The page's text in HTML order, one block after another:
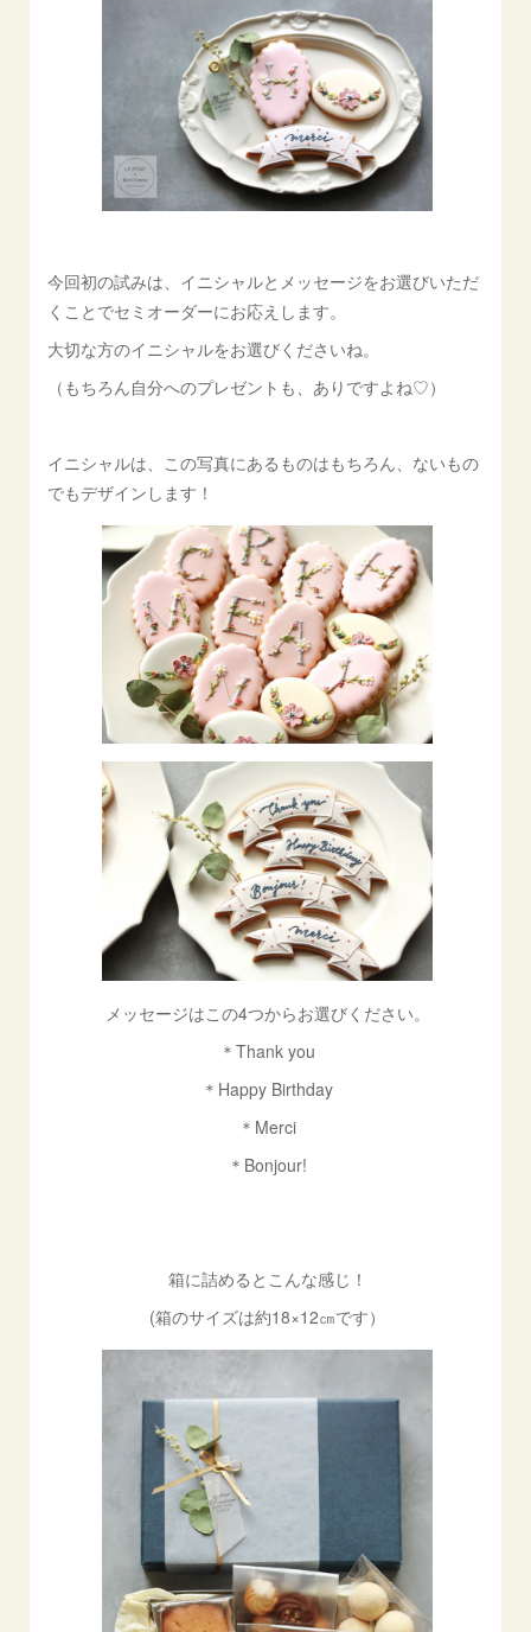
今回初の試みは、イニシャルとメッセージをお選びいただ
くことでセミオーダーにお応えします。
大切な方のイニシャルをお選びくださいね。
（もちろん自分へのプレゼントも、ありですよね♡）
イニシャルは、この写真にあるものはもちろん、ないもの
でもデザインします！
メッセージはこの4つからお選びください。
＊Thank you
＊Happy Birthday
＊Merci
＊Bonjour!
箱に詰めるとこんな感じ！
(箱のサイズは約18×12㎝です）